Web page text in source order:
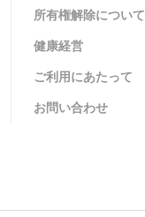
所有権解除について
健康経営
ご利用にあたって
お問い合わせ